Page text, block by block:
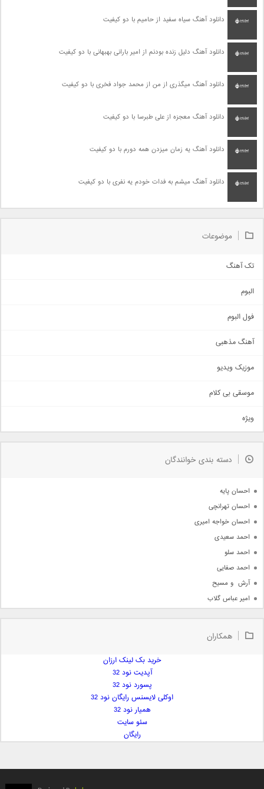
دانلود آهنگ سیاه سفید از حامیم با دو کیفیت
دانلود آهنگ دلیل زنده بودنم از امیر بارانی بهبهانی با دو کیفیت
دانلود آهنگ میگذری از من از محمد جواد فخری با دو کیفیت
دانلود آهنگ معجزه از علی طبرسا با دو کیفیت
دانلود آهنگ یه زمان میزدن همه دورم با دو کیفیت
دانلود آهنگ میشم به فدات خودم یه نفری با دو کیفیت
موضوعات
تک آهنگ
اجتماعی
حماسی
سنتی
اهنگ بندرعباسی
دمو
مذهبی
جدیدترین ها
البوم
فول البوم
آهنگ مذهبی
موزیک ویدیو
موسقی بی کلام
ویژه
دسته بندی خوانندگان
احسان پایه
احسان تهرانچی
احسان خواجه امیری
احمد سعیدی
احمد سلو
احمد صفایی
آرش  و مسیح
امیر عباس گلاب
امیر علی
ایمان فلاح
همکاران
خرید بک لینک ارزان
آپدیت نود 32
پسورد نود 32
اوکلی لایسنس رایگان نود 32
همیار نود 32
سئو سایت
رایگان